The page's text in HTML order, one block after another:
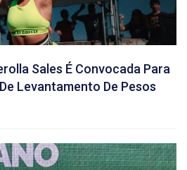
Sales É Convocada Para
Levantamento De Pesos